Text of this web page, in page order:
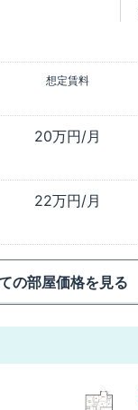
想定賃料
20万円/月
22万円/月
の部屋価格を見る